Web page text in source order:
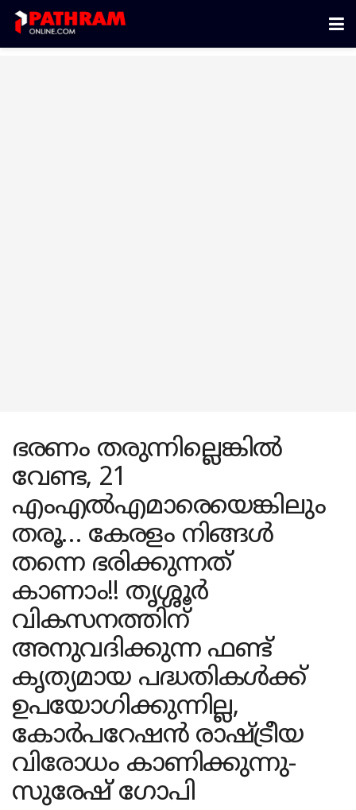
ഭരണം തരുന്നില്ലെങ്കിൽ
വേണ്ട, 21
എംഎൽഎമാരെയെങ്കിലും
തരൂ… കേരളം നിങ്ങള്‍
തന്നെ ഭരിക്കുന്നത്
കാണാം!! തൃശ്ശൂർ
വികസനത്തിന്
അനുവദിക്കുന്ന ഫണ്ട്
കൃത്യമായ പദ്ധതികള്‍ക്ക്
ഉപയോ​ഗിക്കുന്നില്ല,
കോര്‍പറേഷന്‍ രാഷ്ട്രീയ
വിരോധം കാണിക്കുന്നു-
സുരേഷ് ​ഗോപി